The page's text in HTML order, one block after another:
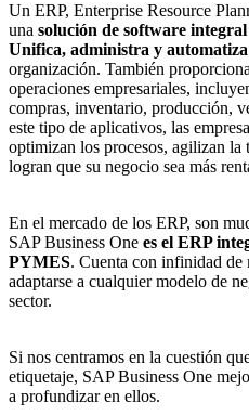
Un ERP, Enterprise Resource
una solución de software
Unifica, administra y automatiza
organización. También
operaciones empresariales,
compras, inventario, producción,
este tipo de aplicativos, las
optimizan los procesos, agilizan la
logran que su negocio sea más
En el mercado de los ERP, son
SAP Business One es el ERP
PYMES. Cuenta con infinidad de
adaptarse a cualquier modelo de
sector.
Si nos centramos en la cuestión
etiquetaje, SAP Business One
a profundizar en ellos.